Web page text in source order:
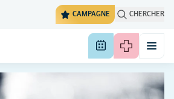
CAMPAGNE CHERCHER